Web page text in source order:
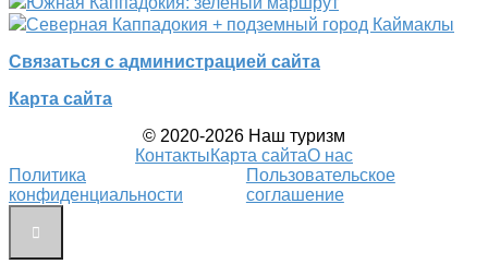
Северная Каппадокия + подземный город Каймаклы
Связаться с администрацией сайта
Карта сайта
© 2020-2026 Наш туризм
КонтактыКарта сайтаО нас
Политика
конфиденциальности
Пользовательское
соглашение